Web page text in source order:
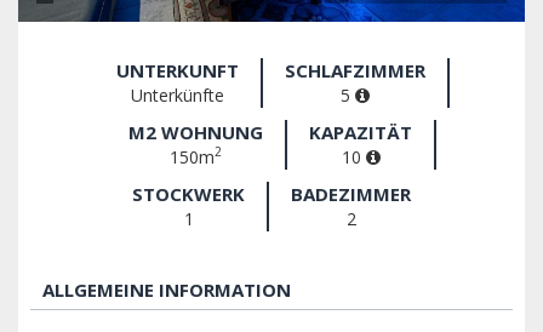
UNTERKUNFT
Unterkünfte
SCHLAFZIMMER
5
M2 WOHNUNG
150m2
KAPAZITÄT
10
STOCKWERK
1
BADEZIMMER
2
ALLGEMEINE INFORMATION